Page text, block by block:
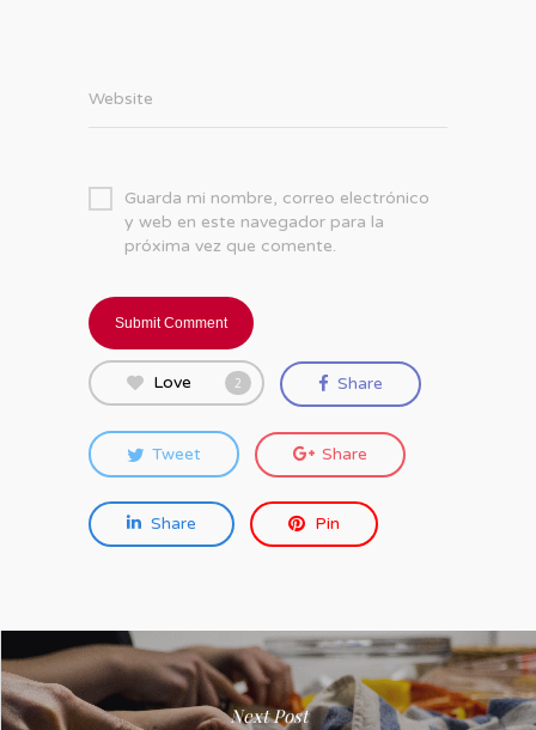
Website
Guarda mi nombre, correo electrónico
y web en este navegador para la
próxima vez que comente.
Love 2 Share
Tweet Share
Share Pin
Next Post